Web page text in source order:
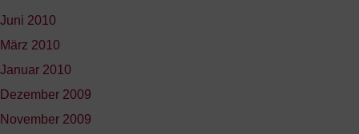
Juni 2010
März 2010
Januar 2010
Dezember 2009
November 2009